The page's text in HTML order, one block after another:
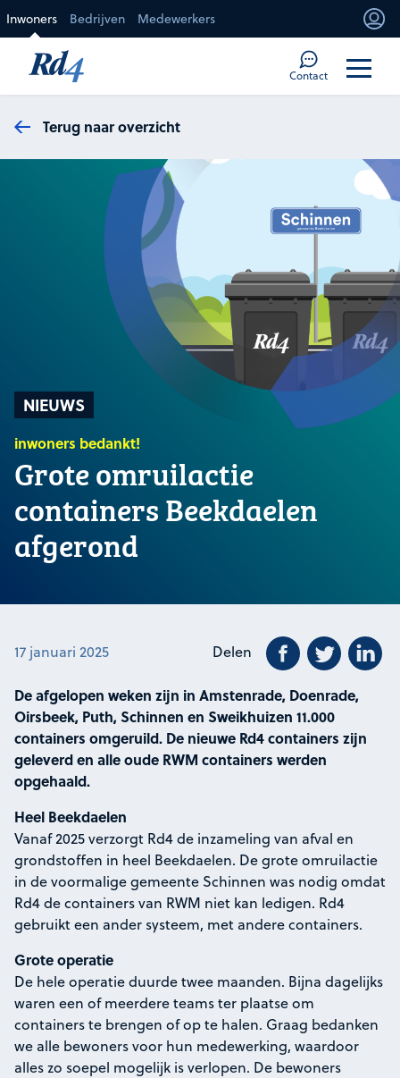
Inwoners Bedrijven Medewerkers
Contact
Terug naar overzicht
NIEUWS
inwoners bedankt!
Grote omruilactie
containers Beekdaelen
afgerond
17 januari 2025 Delen Deel ditDeel dit
De afgelopen weken zijn in Amstenrade, Doenrade,
Oirsbeek, Puth, Schinnen en Sweikhuizen 11.000
containers omgeruild. De nieuwe Rd4 containers zijn
geleverd en alle oude RWM containers werden
opgehaald.
Heel Beekdaelen
Vanaf 2025 verzorgt Rd4 de inzameling van afval en
grondstoffen in heel Beekdaelen. De grote omruilactie
in de voormalige gemeente Schinnen was nodig omdat
Rd4 de containers van RWM niet kan ledigen. Rd4
gebruikt een ander systeem, met andere containers.
Grote operatie
De hele operatie duurde twee maanden. Bijna dagelijks
waren een of meerdere teams ter plaatse om
containers te brengen of op te halen. Graag bedanken
we alle bewoners voor hun medewerking, waardoor
alles zo soepel mogelijk is verlopen. De bewoners